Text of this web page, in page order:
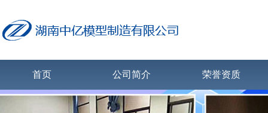
首页 公司简介 荣誉资质